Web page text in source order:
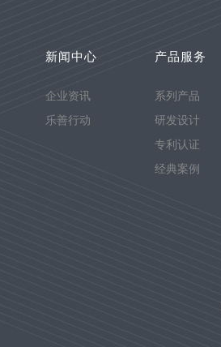
新闻中心
企业资讯
乐善行动
产品服务
系列产品
研发设计
专利认证
经典案例